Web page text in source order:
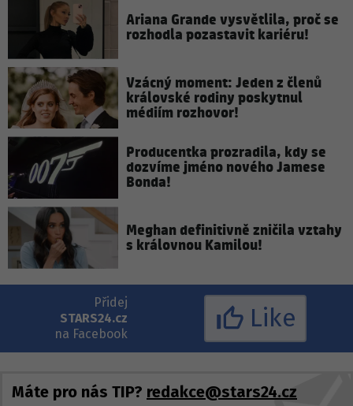
Ariana Grande vysvětlila, proč se
rozhodla pozastavit kariéru!
Vzácný moment: Jeden z členů
královské rodiny poskytnul
médiím rozhovor!
Producentka prozradila, kdy se
dozvíme jméno nového Jamese
Bonda!
Meghan definitivně zničila vztahy
s královnou Kamilou!
Přidej
STARS24.cz
na Facebook
Like
Máte pro nás TIP? redakce@stars24.cz